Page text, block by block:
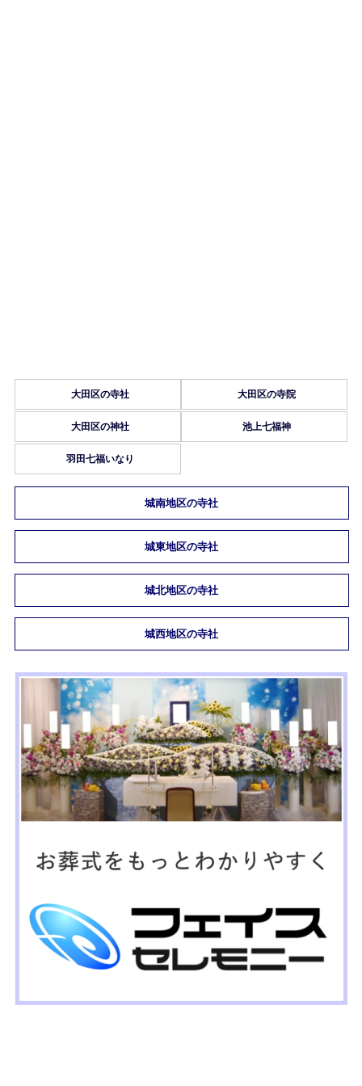
大田区の寺社 大田区の寺院
大田区の神社 池上七福神
羽田七福いなり
城南地区の寺社
城東地区の寺社
城北地区の寺社
城西地区の寺社